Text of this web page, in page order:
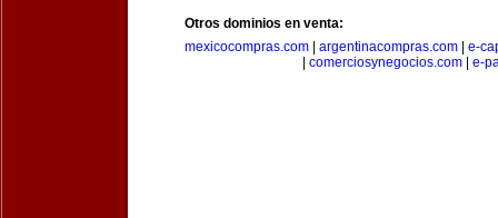
Otros dominios en venta:
mexicocompras.com
argentinacompras.com
e-
comerciosynegocios.com e-